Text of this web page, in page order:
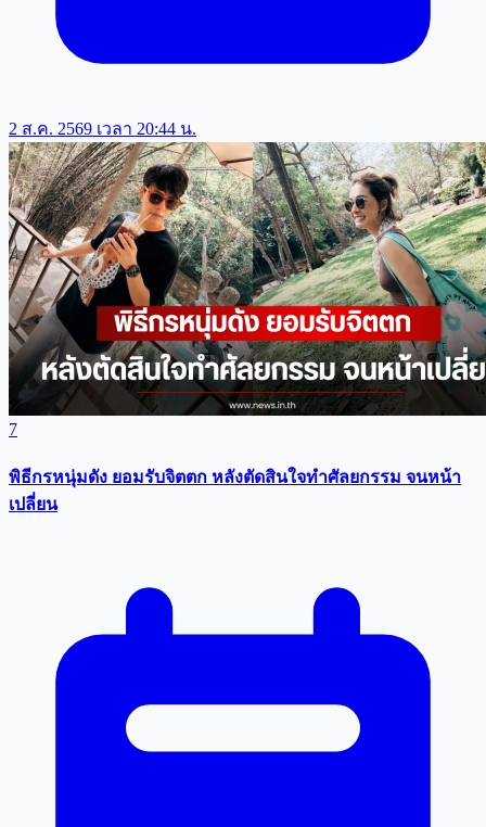
2 ส.ค. 2569 เวลา 20:44 น.
7
พิธีกรหนุ่มดัง ยอมรับจิตตก หลังตัดสินใจทำศัลยกรรม จนหน้า
เปลี่ยน